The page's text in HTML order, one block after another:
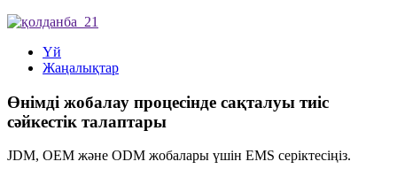
Үй
Жаңалықтар
Өнімді жобалау процесінде сақталуы тиіс
сәйкестік талаптары
JDM, OEM және ODM жобалары үшін EMS серіктесіңіз.